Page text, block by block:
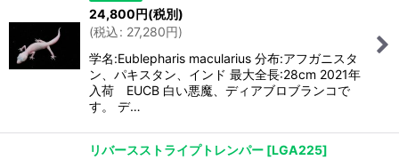
24,800円(税別)
(税込: 27,280円)
学名:Eublepharis macularius 分布:アフガニスタ
ン、パキスタン、インド 最大全長:28cm 2021年
入荷 EUCB 白い悪魔、ディアブロブランコで
す。 デ…
リバースストライプトレンパー [LGA225]